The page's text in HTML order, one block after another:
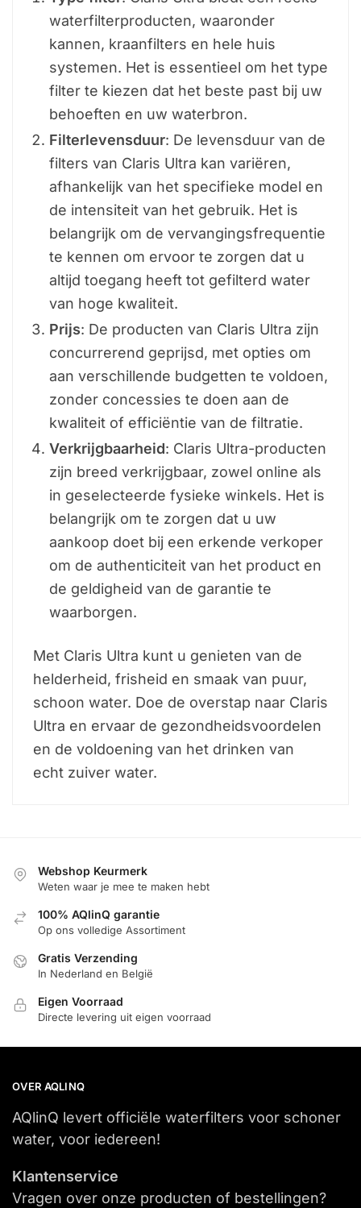
waterfilterproducten, waaronder
kannen, kraanfilters en hele huis
systemen. Het is essentieel om het type
filter te kiezen dat het beste past bij uw
behoeften en uw waterbron.
Filterlevensduur: De levensduur van de
filters van Claris Ultra kan variëren,
afhankelijk van het specifieke model en
de intensiteit van het gebruik. Het is
belangrijk om de vervangingsfrequentie
te kennen om ervoor te zorgen dat u
altijd toegang heeft tot gefilterd water
van hoge kwaliteit.
Prijs: De producten van Claris Ultra zijn
concurrerend geprijsd, met opties om
aan verschillende budgetten te voldoen,
zonder concessies te doen aan de
kwaliteit of efficiëntie van de filtratie.
Verkrijgbaarheid: Claris Ultra-producten
zijn breed verkrijgbaar, zowel online als
in geselecteerde fysieke winkels. Het is
belangrijk om te zorgen dat u uw
aankoop doet bij een erkende verkoper
om de authenticiteit van het product en
de geldigheid van de garantie te
waarborgen.
Met Claris Ultra kunt u genieten van de
helderheid, frisheid en smaak van puur,
schoon water. Doe de overstap naar Claris
Ultra en ervaar de gezondheidsvoordelen
en de voldoening van het drinken van
echt zuiver water.
Webshop Keurmerk
Weten waar je mee te maken hebt
100% AQlinQ garantie
Op ons volledige Assortiment
Gratis Verzending
In Nederland en België
Eigen Voorraad
Directe levering uit eigen voorraad
OVER AQLINQ
AQlinQ levert officiële waterfilters voor schoner
water, voor iedereen!
Klantenservice
Vragen over onze producten of bestellingen?